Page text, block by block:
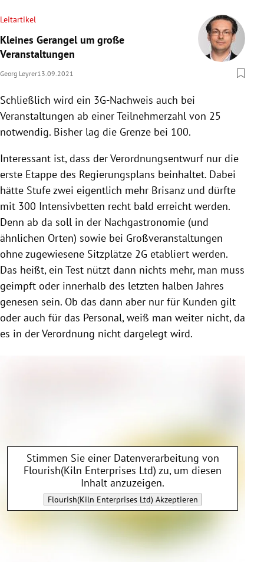
Leitartikel
Kleines Gerangel um große
Veranstaltungen
Georg Leyrer13.09.2021
Schließlich wird ein 3G-Nachweis auch bei
Veranstaltungen ab einer Teilnehmerzahl von 25
notwendig. Bisher lag die Grenze bei 100.
Interessant ist, dass der Verordnungsentwurf nur die
erste Etappe des Regierungsplans beinhaltet. Dabei
hätte Stufe zwei eigentlich mehr Brisanz und dürfte
mit 300 Intensivbetten recht bald erreicht werden.
Denn ab da soll in der Nachgastronomie (und
ähnlichen Orten) sowie bei Großveranstaltungen
ohne zugewiesene Sitzplätze 2G etabliert werden.
Das heißt, ein Test nützt dann nichts mehr, man muss
geimpft oder innerhalb des letzten halben Jahres
genesen sein. Ob das dann aber nur für Kunden gilt
oder auch für das Personal, weiß man weiter nicht, da
es in der Verordnung nicht dargelegt wird.
Stimmen Sie einer Datenverarbeitung von
Flourish(Kiln Enterprises Ltd) zu, um diesen
Inhalt anzuzeigen.
Flourish(Kiln Enterprises Ltd) Akzeptieren